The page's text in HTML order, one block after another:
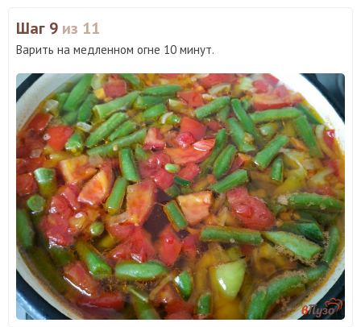
Шаг 9 из 11
Варить на медленном огне 10 минут.